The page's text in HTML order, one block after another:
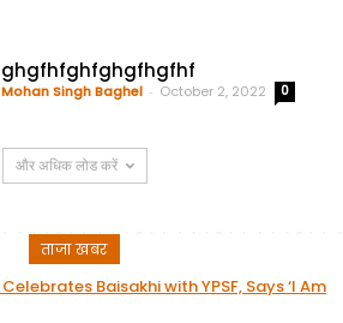
ghgfhfghfghgfhgfhf
Mohan Singh Baghel - October 2, 2022 0
और अधिक लोड करें